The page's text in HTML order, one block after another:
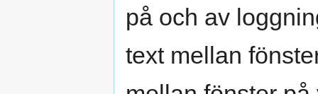
på och av
text mellan